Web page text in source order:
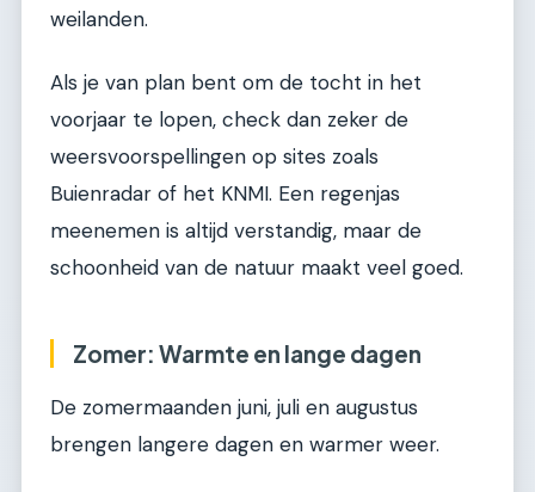
weilanden.
Als je van plan bent om de tocht in het
voorjaar te lopen, check dan zeker de
weersvoorspellingen op sites zoals
Buienradar of het KNMI. Een regenjas
meenemen is altijd verstandig, maar de
schoonheid van de natuur maakt veel goed.
Zomer: Warmte en lange dagen
De zomermaanden juni, juli en augustus
brengen langere dagen en warmer weer.